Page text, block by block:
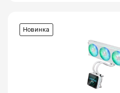
Новинка